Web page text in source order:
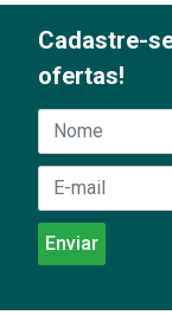
Cadastre-
ofertas!